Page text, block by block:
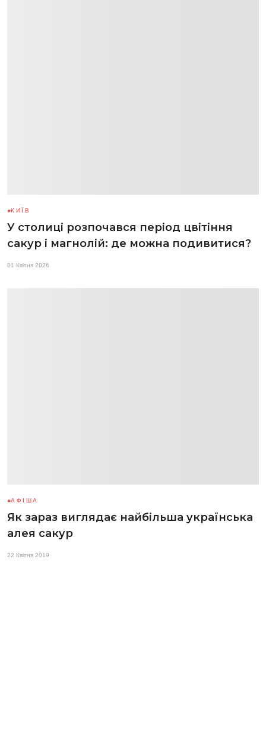
КИЇВ
У столиці розпочався період цвітіння
сакур і магнолій: де можна подивитися?
01 Квітня 2026
АФІША
Як зараз виглядає найбільша українська
алея сакур
22 Квітня 2019